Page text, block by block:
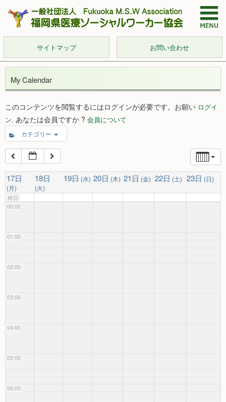
サイトマップ お問い合わせ
My Calendar
このコンテンツを閲覧するにはログインが必要です。お願い ログイ
ン. あなたは会員ですか ? 会員について
カテゴリー
17日
(月)
18日
(火)
19日 (水) 20日 (木) 21日 (金) 22日 (土) 23日 (日)
終日
00:00
01:00
02:00
03:00
04:00
05:00
06:00